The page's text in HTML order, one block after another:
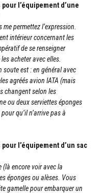
l’équipement d’une
permettez l’expression.
intérieur concernant les
de se renseigner
acheter avec elles.
soute est : en général avec
agréés avion IATA (mais
changent selon les
ou deux serviettes éponges
qu’il n’arrive pas à
l’équipement d’un sac
(là encore voir avec la
éponges ou alèses. Vous
gamelle pour embarquer un